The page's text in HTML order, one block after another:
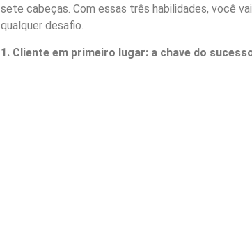
sete cabeças. Com essas três habilidades, você
qualquer desafio.
1. Cliente em primeiro lugar: a chave do